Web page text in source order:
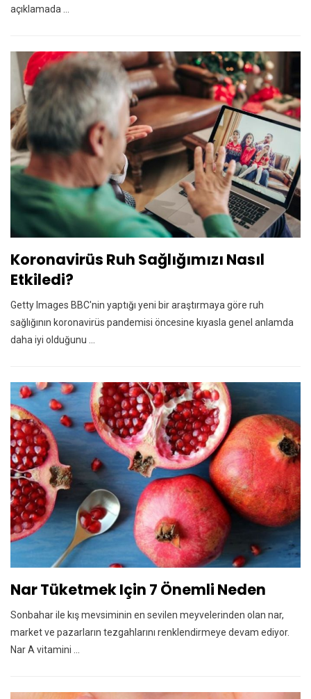
açıklamada ...
Koronavirüs Ruh Sağlığımızı Nasıl
Etkiledi?
Getty Images BBC'nin yaptığı yeni bir araştırmaya göre ruh
sağlığının koronavirüs pandemisi öncesine kıyasla genel anlamda
daha iyi olduğunu ...
Nar Tüketmek Için 7 Önemli Neden
Sonbahar ile kış mevsiminin en sevilen meyvelerinden olan nar,
market ve pazarların tezgahlarını renklendirmeye devam ediyor.
Nar A vitamini ...